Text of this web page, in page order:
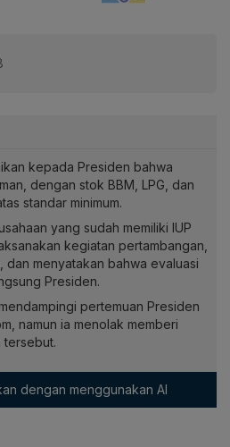
kepada Presiden bahwa
dengan stok BBM, LPG, dan
standar minimum.
yang sudah memiliki IUP
kegiatan pertambangan,
dan menyatakan bahwa evaluasi
Presiden.
pertemuan Presiden
namun ia menolak memberi
dengan menggunakan AI